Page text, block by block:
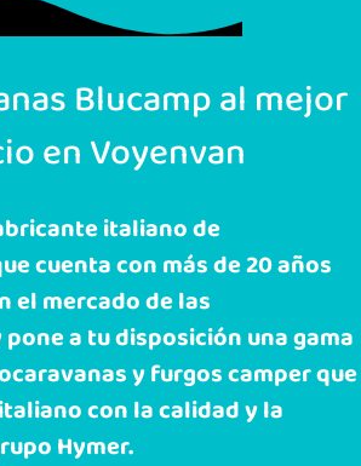
Blucamp al mejor
en Voyenvan
italiano de
cuenta con más de 20 años
el mercado de las
a tu disposición una gama
y furgos camper que
con la calidad y la
Hymer.